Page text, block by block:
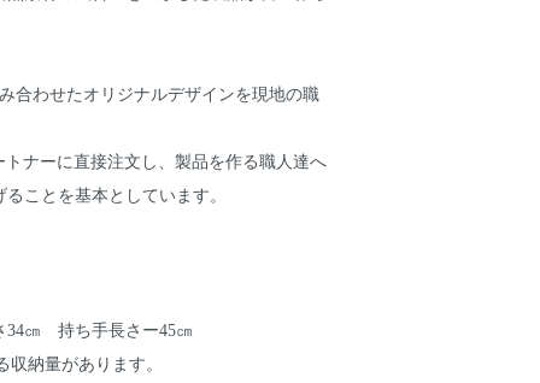
合わせたオリジナルデザインを現地の職
トナーに直接注文し、製品を作る職人達へ
ことを基本としています。
34㎝ 持ち手長さー45㎝
収納量があります。